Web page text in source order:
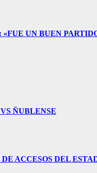
UN BUEN
ÑUBLENSE
ACCESOS DEL